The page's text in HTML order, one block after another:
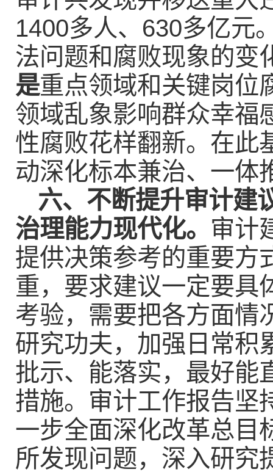
1400多人、630多亿元
法问题和腐败现象的变
是重点领域和关键岗位
领域乱象影响群众幸福
性腐败花样翻新。在此
动深化标本兼治、一体
六、不断提升审计建
治理能力现代化。 审计
提供决策参考的重要方
重，要求建议一定要具
考验，需要把各方面情
研究功夫，加强日常积
批示、能落实，最好能
措施。审计工作报告坚
一步全面深化改革总目
所发现问题，深入研究